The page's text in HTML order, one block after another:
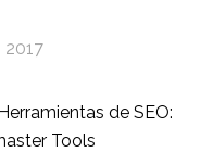
2017
de SEO:
Tools